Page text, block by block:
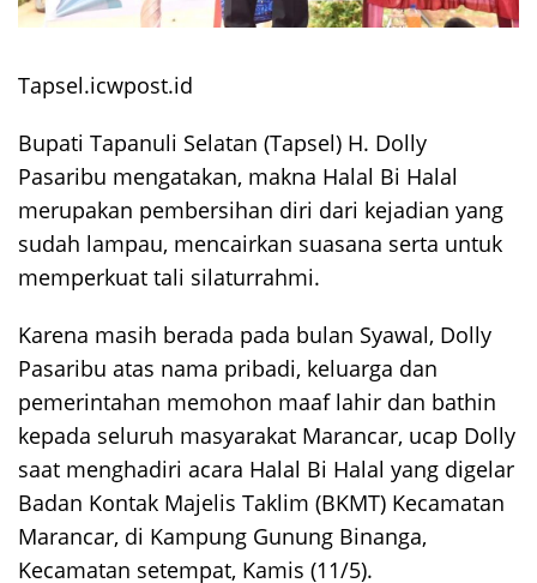
Tapsel.icwpost.id
Bupati Tapanuli Selatan (Tapsel) H. Dolly
Pasaribu mengatakan, makna Halal Bi Halal
merupakan pembersihan diri dari kejadian yang
sudah lampau, mencairkan suasana serta untuk
memperkuat tali silaturrahmi.
Karena masih berada pada bulan Syawal, Dolly
Pasaribu atas nama pribadi, keluarga dan
pemerintahan memohon maaf lahir dan bathin
kepada seluruh masyarakat Marancar, ucap Dolly
saat menghadiri acara Halal Bi Halal yang digelar
Badan Kontak Majelis Taklim (BKMT) Kecamatan
Marancar, di Kampung Gunung Binanga,
Kecamatan setempat, Kamis (11/5).